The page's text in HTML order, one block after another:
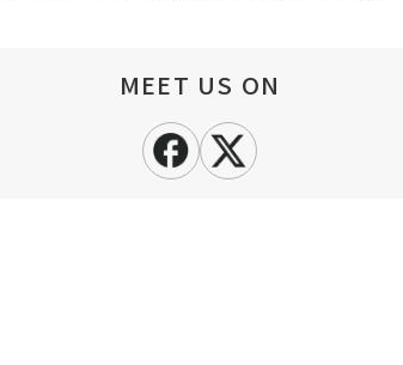
MEET US ON